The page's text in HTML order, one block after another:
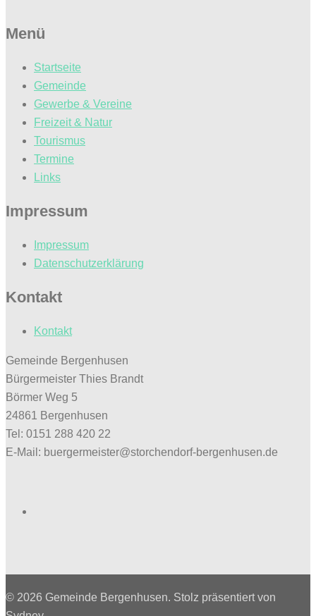
Menü
Startseite
Gemeinde
Gewerbe & Vereine
Freizeit & Natur
Tourismus
Termine
Links
Impressum
Impressum
Datenschutzerklärung
Kontakt
Kontakt
Gemeinde Bergenhusen
Bürgermeister Thies Brandt
Börmer Weg 5
24861 Bergenhusen
Tel: 0151 288 420 22
E-Mail: buergermeister@storchendorf-bergenhusen.de
© 2026 Gemeinde Bergenhusen. Stolz präsentiert von